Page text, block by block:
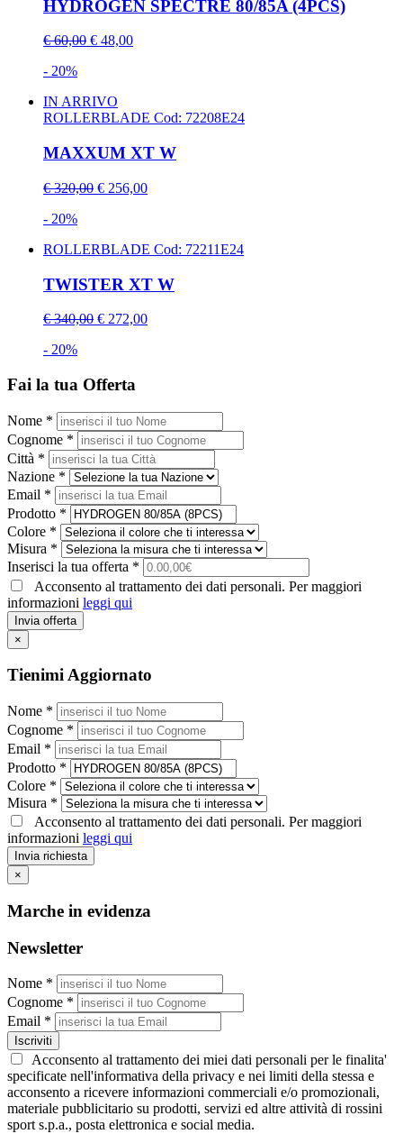
HYDROGEN SPECTRE 80/85A (4PCS)
€ 60,00 € 48,00
- 20%
IN ARRIVO
ROLLERBLADE Cod: 72208E24
MAXXUM XT W
€ 320,00 € 256,00
- 20%
ROLLERBLADE Cod: 72211E24
TWISTER XT W
€ 340,00 € 272,00
- 20%
Fai la tua Offerta
Nome *
Cognome *
Città *
Nazione *
Email *
Prodotto *
Colore *
Misura *
Inserisci la tua offerta *
Acconsento al trattamento dei dati personali. Per maggiori
informazioni leggi qui
Invia offerta
×
Tienimi Aggiornato
Nome *
Cognome *
Email *
Prodotto *
Colore *
Misura *
Acconsento al trattamento dei dati personali. Per maggiori
informazioni leggi qui
Invia richiesta
×
Marche in evidenza
Newsletter
Nome *
Cognome *
Email *
Iscriviti
Acconsento al trattamento dei miei dati personali per le finalita'
specificate nell'informativa della privacy e nei limiti della stessa e
acconsento a ricevere informazioni commerciali e/o promozionali,
materiale pubblicitario su prodotti, servizi ed altre attività di rossini
sport s.p.a., posta elettronica e social media.